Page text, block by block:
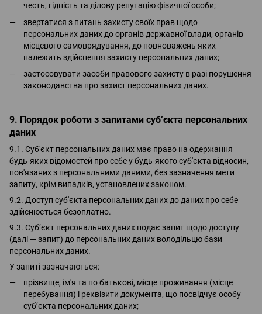
честь, гідність та ділову репутацію фізичної особи;
звертатися з питань захисту своїх прав щодо
персональних даних до органів державної влади, органів
місцевого самоврядування, до повноважень яких
належить здійснення захисту персональних даних;
застосовувати засоби правового захисту в разі порушення
законодавства про захист персональних даних.
9. Порядок роботи з запитами суб’єкта персональних
даних
9.1. Суб'єкт персональних даних має право на одержання
будь-яких відомостей про себе у будь-якого суб'єкта відносин,
пов'язаних з персональними даними, без зазначення мети
запиту, крім випадків, установлених законом.
9.2. Доступ суб'єкта персональних даних до даних про себе
здійснюється безоплатно.
9.3. Суб’єкт персональних даних подає запит щодо доступу
(далі — запит) до персональних даних володільцю бази
персональних даних.
У запиті зазначаються:
прізвище, ім'я та по батькові, місце проживання (місце
перебування) і реквізити документа, що посвідчує особу
суб’єкта персональних даних;